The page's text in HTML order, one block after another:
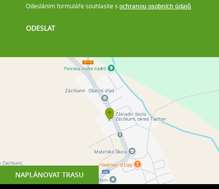
NAPLÁNOVAT TRASU
Odesláním formuláře souhlasíte sochranou osobních údajů